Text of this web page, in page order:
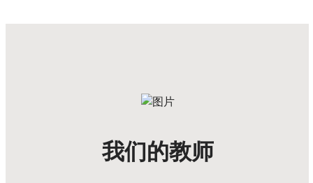
我们的教师